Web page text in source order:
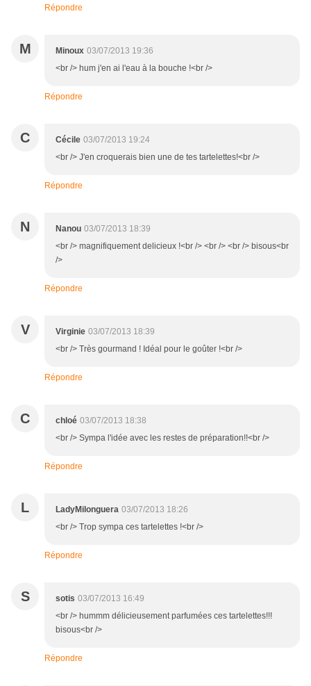
Répondre
M Minoux 03/07/2013 19:36
<br /> hum j'en ai l'eau à la bouche !<br />
Répondre
C Cécile 03/07/2013 19:24
<br /> J'en croquerais bien une de tes tartelettes!<br />
Répondre
N Nanou 03/07/2013 18:39
<br /> magnifiquement delicieux !<br /> <br /> <br /> bisous<br
/>
Répondre
V Virginie 03/07/2013 18:39
<br /> Très gourmand ! Idéal pour le goûter !<br />
Répondre
C chloé 03/07/2013 18:38
<br /> Sympa l'idée avec les restes de préparation!!<br />
Répondre
L LadyMilonguera 03/07/2013 18:26
<br /> Trop sympa ces tartelettes !<br />
Répondre
S sotis 03/07/2013 16:49
<br /> hummm délicieusement parfumées ces tartelettes!!!
bisous<br />
Répondre